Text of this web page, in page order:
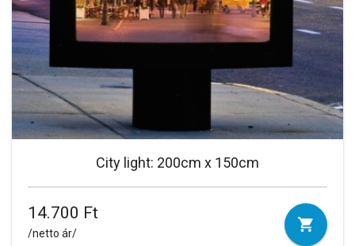
City light: 200cm x 150cm
14.700 Ft
/netto ár/